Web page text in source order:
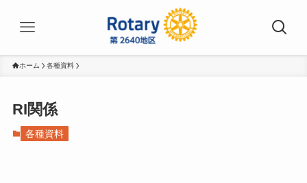
ホーム 各種資料
RI関係
各種資料